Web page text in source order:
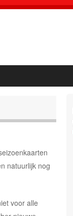
natuurlijk nog
voor alle